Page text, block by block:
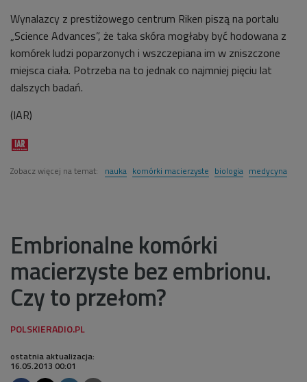
Wynalazcy z prestiżowego centrum Riken piszą na portalu
„Science Advances”, że taka skóra mogłaby być hodowana z
komórek ludzi poparzonych i wszczepiana im w zniszczone
miejsca ciała. Potrzeba na to jednak co najmniej pięciu lat
dalszych badań.
(IAR)
Zobacz więcej na temat: nauka komórki macierzyste biologia medycyna
Embrionalne komórki
macierzyste bez embrionu.
Czy to przełom?
ostatnia aktualizacja:
16.05.2013 00:01